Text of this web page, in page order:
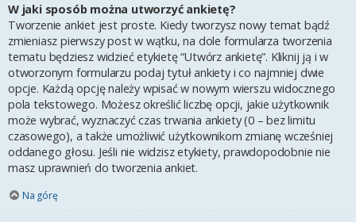
W jaki sposób można utworzyć ankietę?
Tworzenie ankiet jest proste. Kiedy tworzysz nowy temat bądź
zmieniasz pierwszy post w wątku, na dole formularza tworzenia
tematu będziesz widzieć etykietę “Utwórz ankietę”. Kliknij ją i w
otworzonym formularzu podaj tytuł ankiety i co najmniej dwie
opcje. Każdą opcję należy wpisać w nowym wierszu widocznego
pola tekstowego. Możesz określić liczbę opcji, jakie użytkownik
może wybrać, wyznaczyć czas trwania ankiety (0 – bez limitu
czasowego), a także umożliwić użytkownikom zmianę wcześniej
oddanego głosu. Jeśli nie widzisz etykiety, prawdopodobnie nie
masz uprawnień do tworzenia ankiet.
Na górę